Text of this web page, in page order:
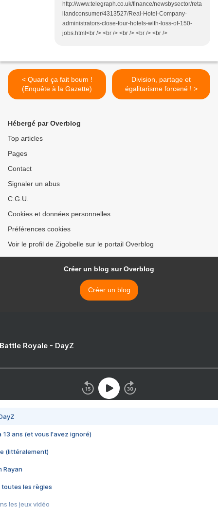
http://www.telegraph.co.uk/finance/newsbysector/reta
ilandconsumer/4313527/Real-Hotel-Company-
administrators-close-four-hotels-with-loss-of-150-
jobs.html<br /> <br /> <br /> <br /> <br />
< Quand ça fait boum !
(Enquête à la Gazette)
Division, partage et
égalitarisme forcené ! >
Hébergé par Overblog
Top articles
Pages
Contact
Signaler un abus
C.G.U.
Cookies et données personnelles
Préférences cookies
Voir le profil de Zigobelle sur le portail Overblog
Créer un blog sur Overblog
Créer un blog
Royale - DayZ
13 ans (et vous l'avez ignoré)
(littéralement)
Rayan
toutes les règles
les jeux vidéo